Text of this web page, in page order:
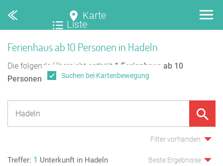
Karte
Liste
Ferienhaus ab 10 Personen in Hadeln
Die folgende Übersicht enthält 1 Ferienhaus ab 10
Personen in Hadeln.
Filter vorhanden
Treffer: 1 Unterkunft in Hadeln
Beste Ergebnisse
Suchen bei Kartenbewegung